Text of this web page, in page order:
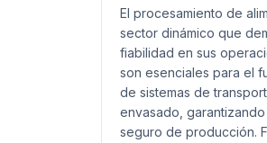
El procesamiento de
sector dinámico que
fiabilidad en sus
son esenciales para el
de sistemas de
envasado,
seguro de producción.